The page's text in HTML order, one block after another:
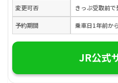
変更可否 きっぷ受取前
予約期間 乗車日1年前か
JR公式